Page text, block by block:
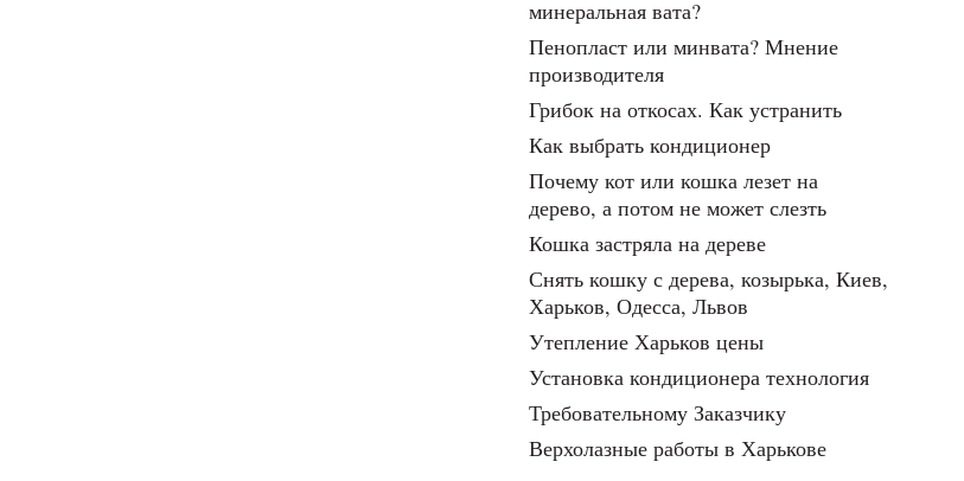
минеральная вата?
Пенопласт или минвата? Мнение
производителя
Грибок на откосах. Как устранить
Как выбрать кондиционер
Почему кот или кошка лезет на
дерево, а потом не может слезть
Кошка застряла на дереве
Снять кошку с дерева, козырька, Киев,
Харьков, Одесса, Львов
Утепление Харьков цены
Установка кондиционера технология
Требовательному Заказчику
Верхолазные работы в Харькове